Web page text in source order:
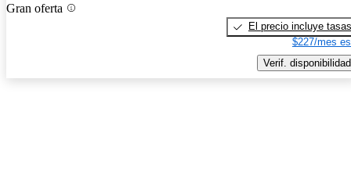
Gran oferta
El precio incluye tasas
$227/mes
Verif. disponibilidad